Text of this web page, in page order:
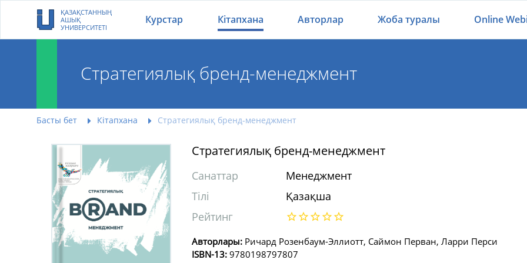
ҚАЗАҚСТАННЫҢ
АШЫҚ
УНИВЕРСИТЕТІ
Курстар Кітапхана Авторлар Жоба туралы Online
Стратегиялық бренд-менеджмент
Басты бет Кітапхана Стратегиялық бренд-менеджмент
Стратегиялық бренд-менеджмент
Санаттар
Менеджмент
Тілі
Қазақша
Рейтинг
Авторлары: Ричард Розенбаум-Эллиотт, Саймон Перван, Ларри Перси
ISBN-13: 9780198797807